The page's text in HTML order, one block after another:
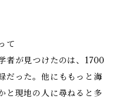
て
者が見つけたのは、1700
だった。他にももっと海
と現地の人に尋ねると多